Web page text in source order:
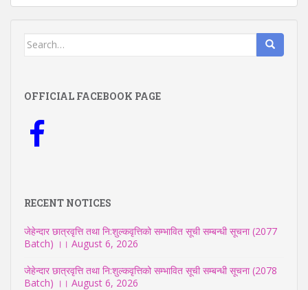
Search
OFFICIAL FACEBOOK PAGE
RECENT NOTICES
जेहेन्दार छात्रवृत्ति तथा नि:शुल्कवृत्तिको सम्भावित सूची सम्बन्धी सूचना (2077
Batch) ।। August 6, 2026
जेहेन्दार छात्रवृत्ति तथा नि:शुल्कवृत्तिको सम्भावित सूची सम्बन्धी सूचना (2078
Batch) ।। August 6, 2026